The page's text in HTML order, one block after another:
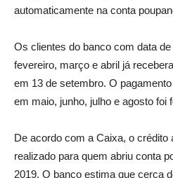
automaticamente na conta
Os clientes do banco com data
fevereiro, março e abril já
em 13 de setembro. O
em maio, junho, julho e agosto foi
De acordo com a Caixa, o crédito
realizado para quem abriu conta
2019. O banco estima que cerca